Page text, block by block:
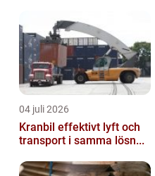
04 juli 2026
Kranbil effektivt lyft och
transport i samma lösn...